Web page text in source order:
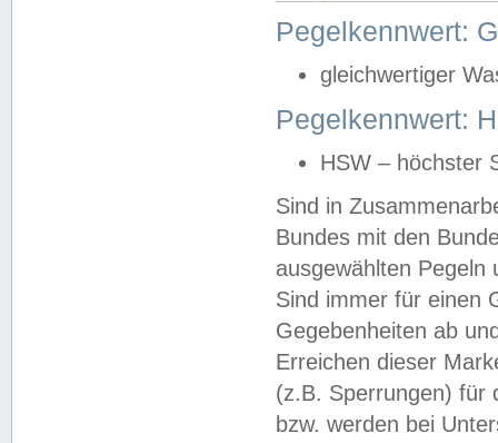
Pegelkennwert:
gleichwertiger
Pegelkennwert:
HSW – höchster
Sind in
Bundes mit den
ausgewählten
Sind immer für einen
Gegebenheiten ab
Erreichen dieser
(z.B. Sperrungen) für
bzw. werden bei